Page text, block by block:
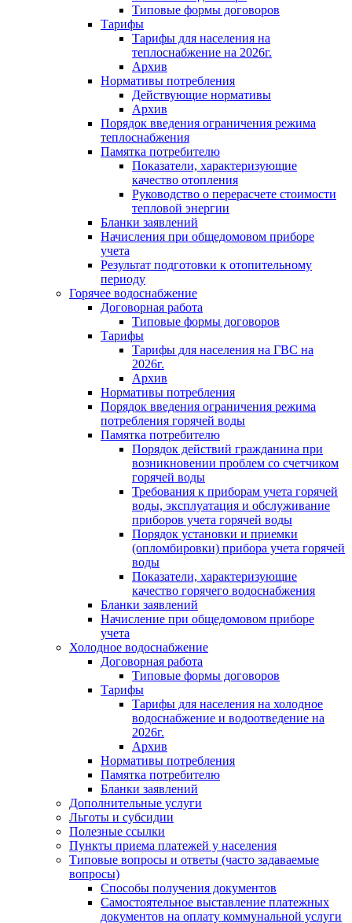
Типовые формы договоров
Тарифы
Тарифы для населения на
теплоснабжение на 2026г.
Архив
Нормативы потребления
Действующие нормативы
Архив
Порядок введения ограничения режима
теплоснабжения
Памятка потребителю
Показатели, характеризующие
качество отопления
Руководство о перерасчете стоимости
тепловой энергии
Бланки заявлений
Начисления при общедомовом приборе
учета
Результат подготовки к отопительному
периоду
Горячее водоснабжение
Договорная работа
Типовые формы договоров
Тарифы
Тарифы для населения на ГВС на
2026г.
Архив
Нормативы потребления
Порядок введения ограничения режима
потребления горячей воды
Памятка потребителю
Порядок действий гражданина при
возникновении проблем со счетчиком
горячей воды
Требования к приборам учета горячей
воды, эксплуатация и обслуживание
приборов учета горячей воды
Порядок установки и приемки
(опломбировки) прибора учета горячей
воды
Показатели, характеризующие
качество горячего водоснабжения
Бланки заявлений
Начисление при общедомовом приборе
учета
Холодное водоснабжение
Договорная работа
Типовые формы договоров
Тарифы
Тарифы для населения на холодное
водоснабжение и водоотведение на
2026г.
Архив
Нормативы потребления
Памятка потребителю
Бланки заявлений
Дополнительные услуги
Льготы и субсидии
Полезные ссылки
Пункты приема платежей у населения
Типовые вопросы и ответы (часто задаваемые
вопросы)
Способы получения документов
Самостоятельное выставление платежных
документов на оплату коммунальной услуги